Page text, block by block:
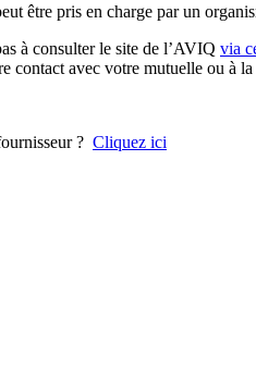
être pris en charge par un
à consulter le site de l’AVIQ via
contact avec votre mutuelle ou à
? Cliquez ici